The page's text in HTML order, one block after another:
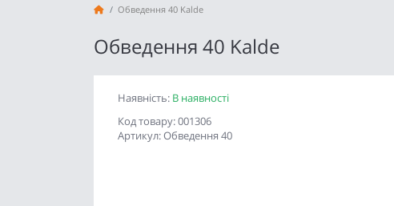
Обведення 40 Kalde
Обведення 40 Kalde
Наявність: В наявності
Код товару: 001306
Артикул: Обведення 40